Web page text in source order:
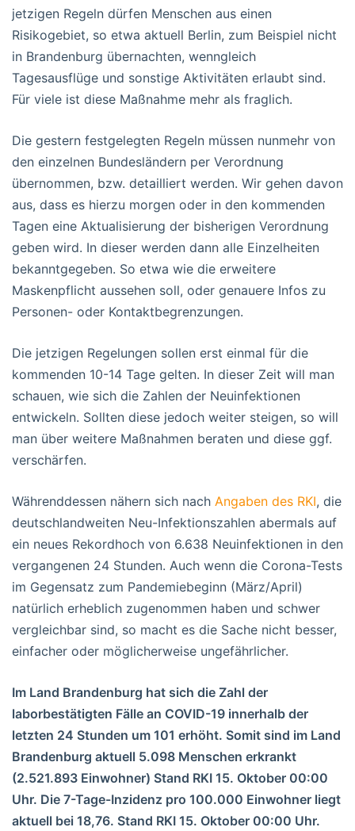
jetzigen Regeln dürfen Menschen aus einen
Risikogebiet, so etwa aktuell Berlin, zum Beispiel nicht
in Brandenburg übernachten, wenngleich
Tagesausflüge und sonstige Aktivitäten erlaubt sind.
Für viele ist diese Maßnahme mehr als fraglich.
Die gestern festgelegten Regeln müssen nunmehr von
den einzelnen Bundesländern per Verordnung
übernommen, bzw. detailliert werden. Wir gehen davon
aus, dass es hierzu morgen oder in den kommenden
Tagen eine Aktualisierung der bisherigen Verordnung
geben wird. In dieser werden dann alle Einzelheiten
bekanntgegeben. So etwa wie die erweitere
Maskenpflicht aussehen soll, oder genauere Infos zu
Personen- oder Kontaktbegrenzungen.
Die jetzigen Regelungen sollen erst einmal für die
kommenden 10-14 Tage gelten. In dieser Zeit will man
schauen, wie sich die Zahlen der Neuinfektionen
entwickeln. Sollten diese jedoch weiter steigen, so will
man über weitere Maßnahmen beraten und diese ggf.
verschärfen.
Währenddessen nähern sich nach Angaben des RKI, die
deutschlandweiten Neu-Infektionszahlen abermals auf
ein neues Rekordhoch von 6.638 Neuinfektionen in den
vergangenen 24 Stunden. Auch wenn die Corona-Tests
im Gegensatz zum Pandemiebeginn (März/April)
natürlich erheblich zugenommen haben und schwer
vergleichbar sind, so macht es die Sache nicht besser,
einfacher oder möglicherweise ungefährlicher.
Im Land Brandenburg hat sich die Zahl der
laborbestätigten Fälle an COVID-19 innerhalb der
letzten 24 Stunden um 101 erhöht. Somit sind im Land
Brandenburg aktuell 5.098 Menschen erkrankt
(2.521.893 Einwohner) Stand RKI 15. Oktober 00:00
Uhr. Die 7-Tage-Inzidenz pro 100.000 Einwohner liegt
aktuell bei 18,76. Stand RKI 15. Oktober 00:00 Uhr.